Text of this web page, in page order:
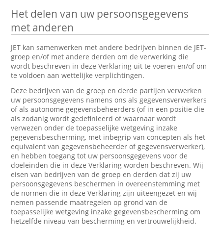
Het delen van uw persoonsgegevens
met anderen
JET kan samenwerken met andere bedrijven binnen de JET-
groep en/of met andere derden om de verwerking die
wordt beschreven in deze Verklaring uit te voeren en/of om
te voldoen aan wettelijke verplichtingen.
Deze bedrijven van de groep en derde partijen verwerken
uw persoonsgegevens namens ons als gegevensverwerkers
of als autonome gegevensbeheerders (of in een positie die
als zodanig wordt gedefinieerd of waarnaar wordt
verwezen onder de toepasselijke wetgeving inzake
gegevensbescherming, met inbegrip van concepten als het
equivalent van gegevensbeheerder of gegevensverwerker),
en hebben toegang tot uw persoonsgegevens voor de
doeleinden die in deze Verklaring worden beschreven. Wij
eisen van bedrijven van de groep en derden dat zij uw
persoonsgegevens beschermen in overeenstemming met
de normen die in deze Verklaring zijn uiteengezet en wij
nemen passende maatregelen op grond van de
toepasselijke wetgeving inzake gegevensbescherming om
hetzelfde niveau van bescherming en vertrouwelijkheid.